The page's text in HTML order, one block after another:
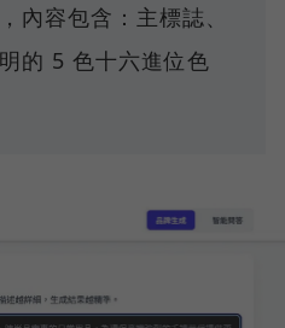
內容包含：主標誌、
的 5 色十六進位色